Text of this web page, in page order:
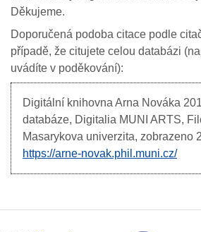
Děkujeme.
Doporučená podoba citace podle
případě, že citujete celou databázi
uvádíte v poděkování):
Digitální knihovna Arna Nováka
databáze, Digitalia MUNI ARTS,
Masarykova univerzita, zobrazeno
https://arne-novak.phil.muni.cz/